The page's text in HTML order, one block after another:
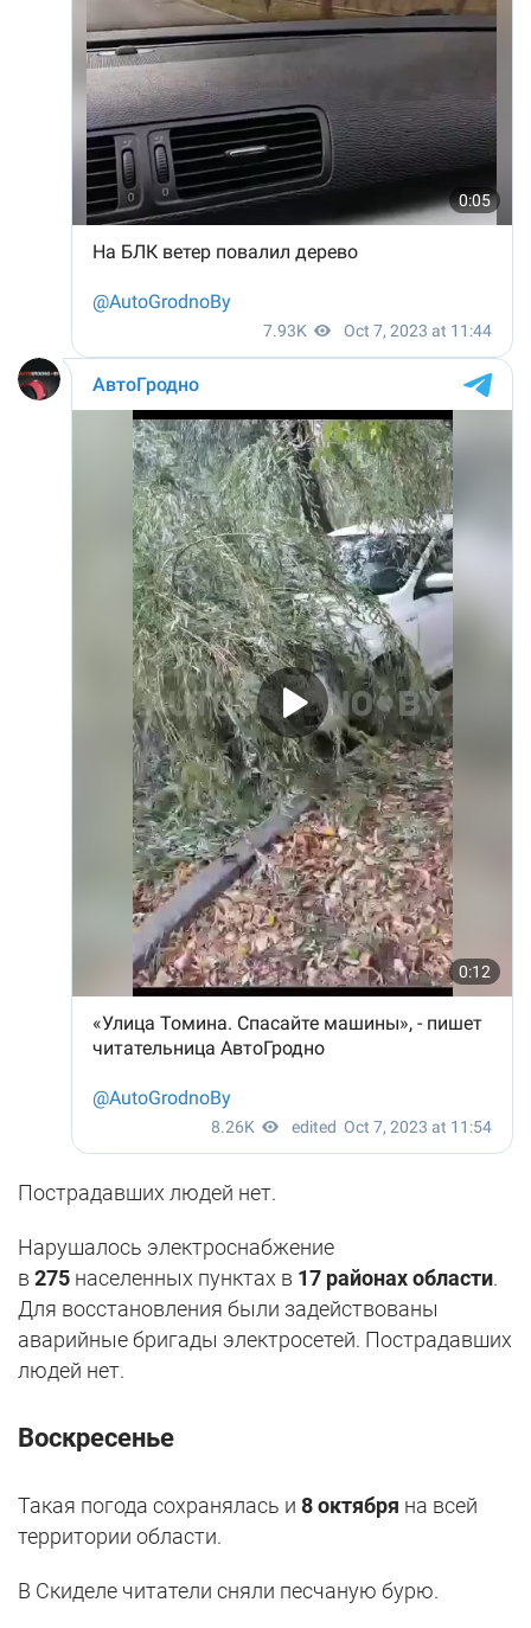
Пострадавших людей нет.
Нарушалось электроснабжение
в 275 населенных пунктах в 17 районах области.
Для восстановления были задействованы
аварийные бригады электросетей. Пострадавших
людей нет.
Воскресенье
Такая погода сохранялась и 8 октября на всей
территории области.
В Скиделе читатели сняли песчаную бурю.